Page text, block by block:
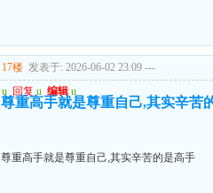
17楼 发表于: 2026-06-02 23:09 ---
u 回复 u 编辑 u
尊重高手就是尊重自己,其实辛苦
尊重高手就是尊重自己,其实辛苦的是高手